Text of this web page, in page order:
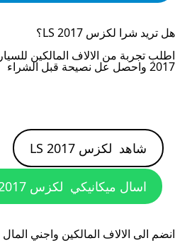
هل تريد شرا لكزس LS 2017
؟
اطلب تجربة من الالاف المالكين
2017 واحصل عل نصيحة قبل الشراء
شاهد لكزس LS 2017
اسال ميكانيكي لكزس LS 2017
انضم الى الالاف المالكين واجني